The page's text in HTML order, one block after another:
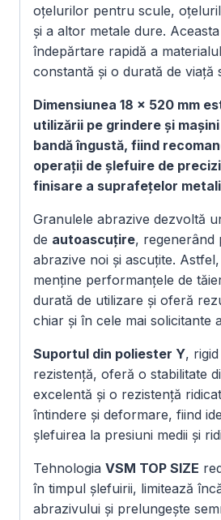
oțelurilor pentru scule,
și a altor metale dure.
îndepărtare rapidă a
constantă și o durată de viață
Dimensiunea 18 × 520 mm
utilizării pe grindere și
bandă îngustă, fiind
operații de șlefuire de
finisare a suprafețelor
Granulele abrazive dezvoltă
de autoascuțire, regenerând
abrazive noi și ascuțite.
menține performanțele de
durată de utilizare și oferă
chiar și în cele mai solicitante
Suportul din poliester Y,
rezistență, oferă o stabilitate
excelentă și o rezistență
întindere și deformare, fiind
șlefuirea la presiuni medii și
Tehnologia VSM TOP SIZE
în timpul șlefuirii, limitează
abrazivului și prelungește